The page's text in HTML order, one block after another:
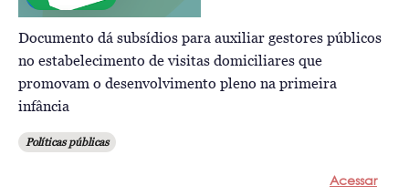
Documento dá subsídios para auxiliar gestores públicos
no estabelecimento de visitas domiciliares que
promovam o desenvolvimento pleno na primeira
infância
Políticas públicas
Acessar